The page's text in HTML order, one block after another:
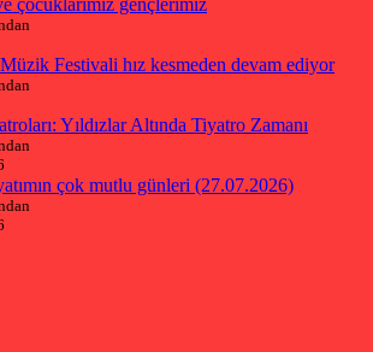
Festivali hız kesmeden devam ediyor
Yıldızlar Altında Tiyatro Zamanı
çok mutlu günleri (27.07.2026)